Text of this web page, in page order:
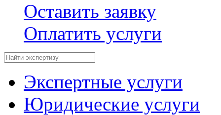
Оставить заявку
Оплатить услуги
Экспертные услуги
Юридические услуги